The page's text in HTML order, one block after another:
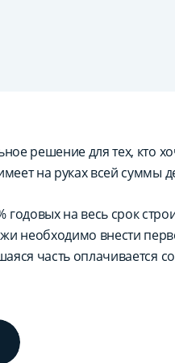
решение для тех, кто
на руках всей суммы
на весь срок
необходимо внести
часть оплачивается